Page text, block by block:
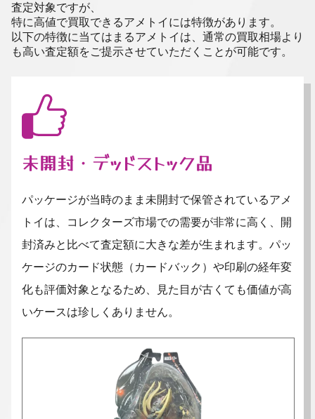
査定対象ですが、
特に高値で買取できるアメトイには特徴があります。
以下の特徴に当てはまるアメトイは、通常の買取相場より
も高い査定額をご提示させていただくことが可能です。
未開封・デッドストック品
パッケージが当時のまま未開封で保管されているアメ
トイは、コレクターズ市場での需要が非常に高く、開
封済みと比べて査定額に大きな差が生まれます。パッ
ケージのカード状態（カードバック）や印刷の経年変
化も評価対象となるため、見た目が古くても価値が高
いケースは珍しくありません。